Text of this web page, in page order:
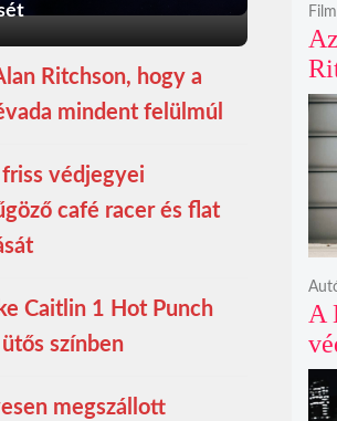
Ritchson, hogy a
mindent felülmúl
védjegyei
café racer és flat
Caitlin 1 Hot Punch
színben
megszállott
A